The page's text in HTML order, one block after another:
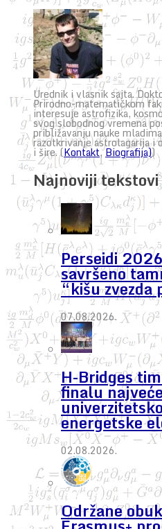
Urednik i vlasnik sajta.
Prirodno-matematičkom
interesuje astrofizika,
svog slobodnog vremena
približavanju nauke
razotkrivanje astrolagarija i
i šire. (Kontakt,Biografija))
Najnoviji tekstovi
Perseidi
savršeno
“kišu zvezda
07.08.2026.
H-Bridges
finalu
energetske
02.08.2026.
Održane